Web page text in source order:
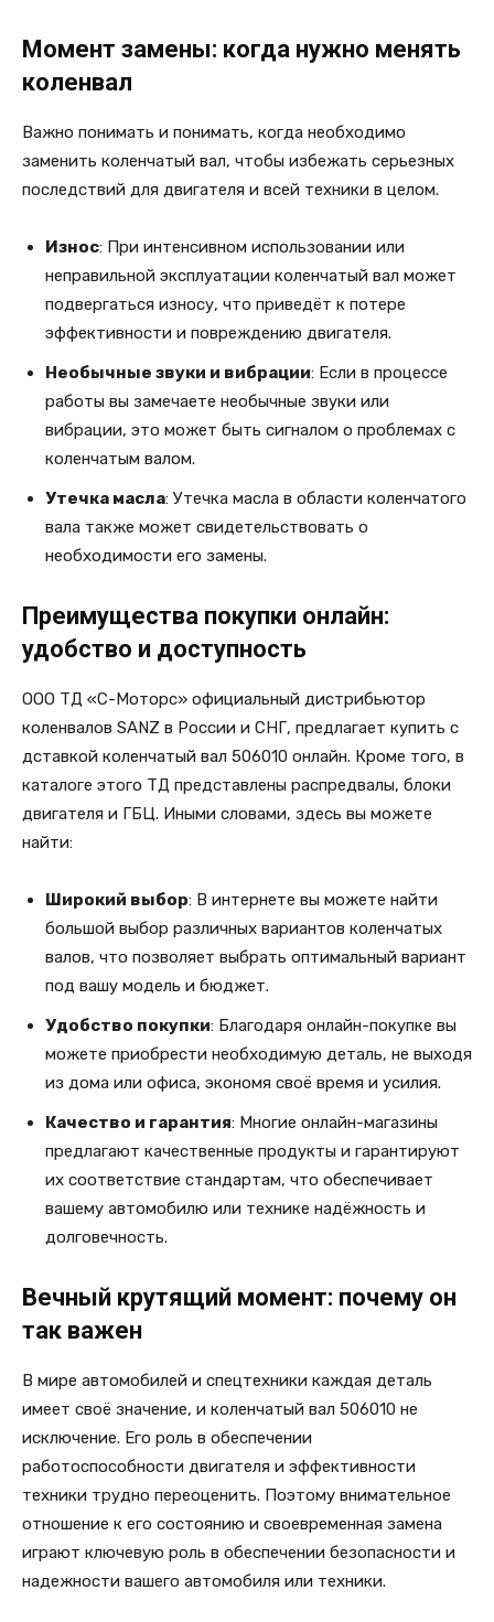
Момент замены: когда нужно менять
коленвал
Важно понимать и понимать, когда необходимо
заменить коленчатый вал, чтобы избежать серьезных
последствий для двигателя и всей техники в целом.
Износ: При интенсивном использовании или
неправильной эксплуатации коленчатый вал может
подвергаться износу, что приведёт к потере
эффективности и повреждению двигателя.
Необычные звуки и вибрации: Если в процессе
работы вы замечаете необычные звуки или
вибрации, это может быть сигналом о проблемах с
коленчатым валом.
Утечка масла: Утечка масла в области коленчатого
вала также может свидетельствовать о
необходимости его замены.
Преимущества покупки онлайн:
удобство и доступность
ООО ТД «С-Моторс» официальный дистрибьютор
коленвалов SANZ в России и СНГ, предлагает купить с
дставкой коленчатый вал 506010 онлайн. Кроме того, в
каталоге этого ТД представлены распредвалы, блоки
двигателя и ГБЦ. Иными словами, здесь вы можете
найти:
Широкий выбор: В интернете вы можете найти
большой выбор различных вариантов коленчатых
валов, что позволяет выбрать оптимальный вариант
под вашу модель и бюджет.
Удобство покупки: Благодаря онлайн-покупке вы
можете приобрести необходимую деталь, не выходя
из дома или офиса, экономя своё время и усилия.
Качество и гарантия: Многие онлайн-магазины
предлагают качественные продукты и гарантируют
их соответствие стандартам, что обеспечивает
вашему автомобилю или технике надёжность и
долговечность.
Вечный крутящий момент: почему он
так важен
В мире автомобилей и спецтехники каждая деталь
имеет своё значение, и коленчатый вал 506010 не
исключение. Его роль в обеспечении
работоспособности двигателя и эффективности
техники трудно переоценить. Поэтому внимательное
отношение к его состоянию и своевременная замена
играют ключевую роль в обеспечении безопасности и
надежности вашего автомобиля или техники.